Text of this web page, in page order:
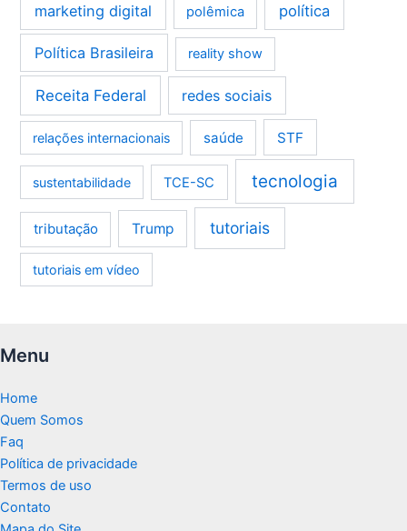
marketing digital polêmica política
Política Brasileira reality show
Receita Federal redes sociais
relações internacionais saúde STF
sustentabilidade TCE-SC tecnologia
tributação Trump tutoriais
tutoriais em vídeo
Menu
Home
Quem Somos
Faq
Política de privacidade
Termos de uso
Contato